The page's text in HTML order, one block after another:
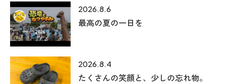
2026.8.6
最高の夏の一日を
2026.8.4
たくさんの笑顔と、少しの忘れ物。